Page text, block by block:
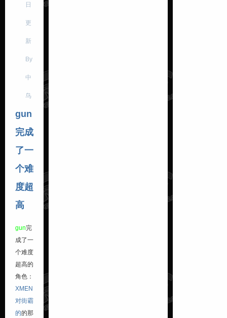
日
更
新
By
中
鸟
gun
完成
了一
个难
度超
高
gun完
成了一
个难度
超高的
角色：
XMEN
对街霸
的的那